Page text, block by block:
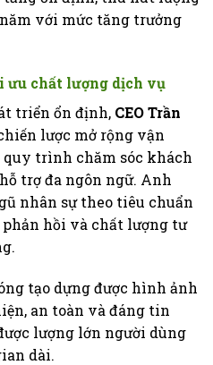
với mức tăng trưởng
ưu chất lượng dịch vụ
triển ổn định, CEO Trần
lược mở rộng vận
trình chăm sóc khách
trợ đa ngôn ngữ. Anh
nhân sự theo tiêu chuẩn
phản hồi và chất lượng tư
tạo dựng được hình ảnh
an toàn và đáng tin
lượng lớn người dùng
dài.